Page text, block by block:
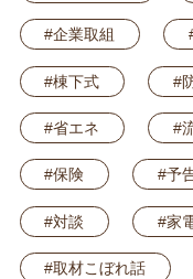
#企業取組
#棟下式 #
#省エネ #
#保険 #予
#対談 #家
#取材こぼれ話